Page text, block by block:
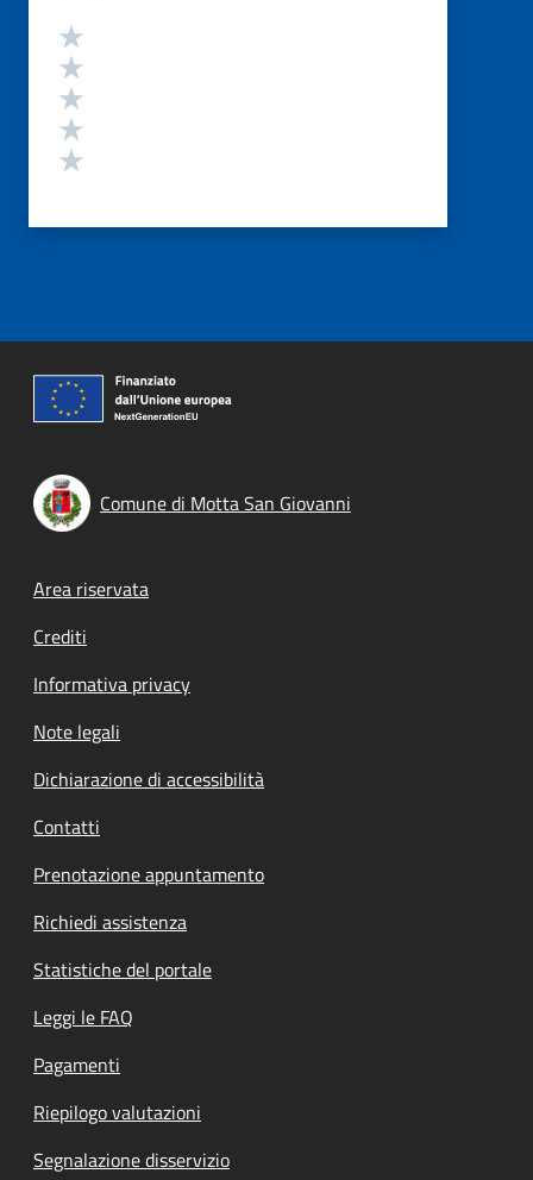
Valutazione
Comune di Motta San Giovanni
Footer menu
Area riservata
Crediti
Informativa privacy
Note legali
Dichiarazione di accessibilità
Contatti
Prenotazione appuntamento
Richiedi assistenza
Statistiche del portale
Leggi le FAQ
Pagamenti
Riepilogo valutazioni
Segnalazione disservizio